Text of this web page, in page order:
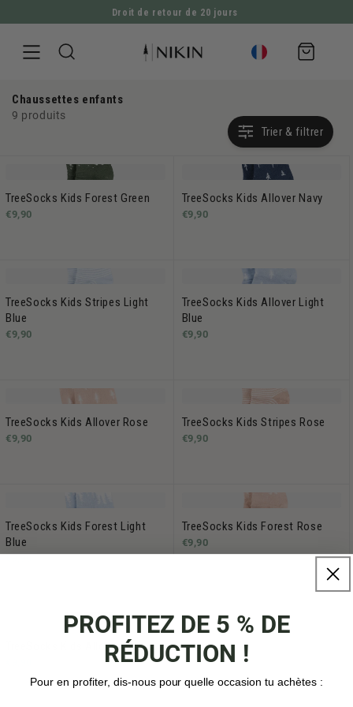
ALLER DIRECTEMENT AU CONTENU
Droit de retour de 20 jours
Panier
d'achat
Chaussettes enfants
9 produits
Trier & filtrer
TreeSocks Kids Forest Green
€9,90
TreeSocks Kids Allover Navy
€9,90
TreeSocks Kids Stripes Light
Blue
€9,90
TreeSocks Kids Allover Light
Blue
€9,90
TreeSocks Kids Allover Rose
€9,90
TreeSocks Kids Stripes Rose
€9,90
TreeSocks Kids Forest Light
Blue
TreeSocks Kids Forest Rose
€9,90
TreeSocks Kids Allover Indigo
PROFITEZ DE 5 % DE
RÉDUCTION !
Pour en profiter, dis-nous pour quelle occasion tu achètes :